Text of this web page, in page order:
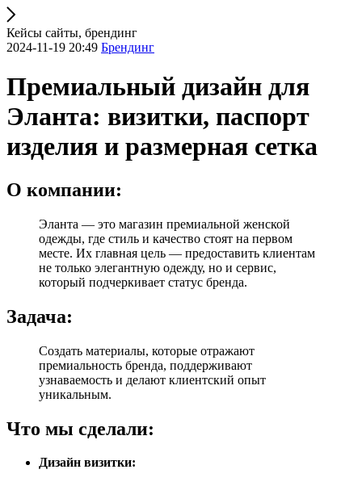
Кейсы сайты, брендинг
2024-11-19 20:49 Брендинг
Премиальный дизайн для
Эланта: визитки, паспорт
изделия и размерная сетка
О компании:
Эланта — это магазин премиальной женской
одежды, где стиль и качество стоят на первом
месте. Их главная цель — предоставить клиентам
не только элегантную одежду, но и сервис,
который подчеркивает статус бренда.
Задача:
Создать материалы, которые отражают
премиальность бренда, поддерживают
узнаваемость и делают клиентский опыт
уникальным.
Что мы сделали:
Дизайн визитки: